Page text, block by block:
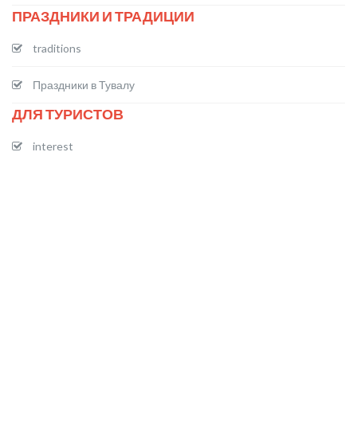
ПРАЗДНИКИ И ТРАДИЦИИ
traditions
Праздники в Тувалу
ДЛЯ ТУРИСТОВ
interest